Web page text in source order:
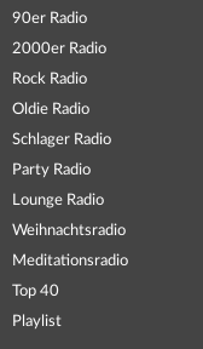
90er Radio
2000er Radio
Rock Radio
Oldie Radio
Schlager Radio
Party Radio
Lounge Radio
Weihnachtsradio
Meditationsradio
Top 40
Playlist